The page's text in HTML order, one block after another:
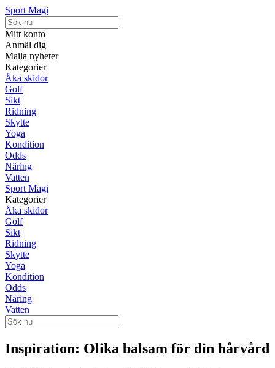
Sport Magi
Mitt konto
Anmäl dig
Maila nyheter
Kategorier
Åka skidor
Golf
Sikt
Ridning
Skytte
Yoga
Kondition
Odds
Näring
Vatten
Sport Magi
Kategorier
Åka skidor
Golf
Sikt
Ridning
Skytte
Yoga
Kondition
Odds
Näring
Vatten
Inspiration: Olika balsam för din hårvård